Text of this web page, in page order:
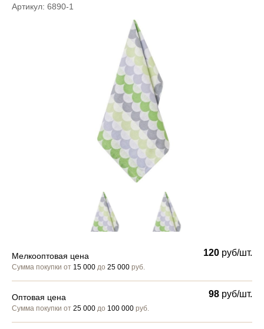
Артикул: 6890-1
Мелкооптовая цена
Сумма покупки от 15 000 до 25 000 руб.
120 руб/шт.
Оптовая цена
Сумма покупки от 25 000 до 100 000 руб.
98 руб/шт.